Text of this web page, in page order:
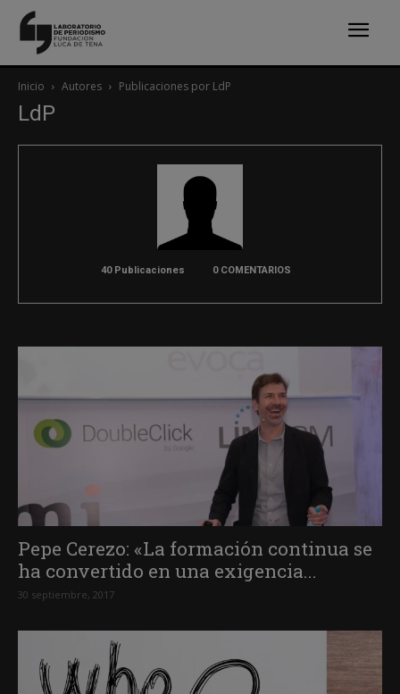
Inicio Autores Publicaciones por LdP
LdP
40 Publicaciones 0 COMENTARIOS
Pepe Cerezo: «La formación continua se
ha convertido en una exigencia...
30 septiembre, 2017